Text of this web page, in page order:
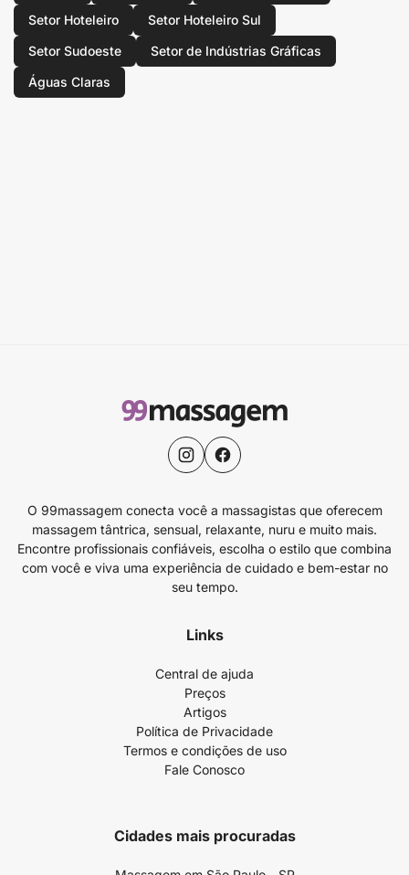
Setor Hoteleiro
Setor Hoteleiro Sul
Setor Sudoeste
Setor de Indústrias Gráficas
Águas Claras
O 99massagem conecta você a massagistas que oferecem
massagem tântrica, sensual, relaxante, nuru e muito mais.
Encontre profissionais confiáveis, escolha o estilo que combina
com você e viva uma experiência de cuidado e bem-estar no
seu tempo.
Links
Central de ajuda
Preços
Artigos
Política de Privacidade
Termos e condições de uso
Fale Conosco
Cidades mais procuradas